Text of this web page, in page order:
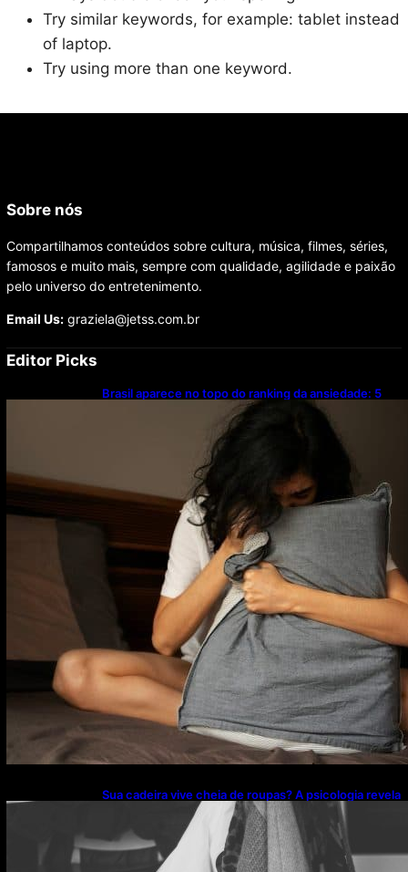
Try similar keywords, for example: tablet instead
of laptop.
Try using more than one keyword.
Sobre nós
Compartilhamos conteúdos sobre cultura, música, filmes, séries,
famosos e muito mais, sempre com qualidade, agilidade e paixão
pelo universo do entretenimento.
Email Us: graziela@jetss.com.br
Editor Picks
Brasil aparece no topo do ranking da ansiedade: 5
hábitos simples podem ajudar a evitar o problema
Sua cadeira vive cheia de roupas? A psicologia revela
o que esse hábito pode estar escondendo